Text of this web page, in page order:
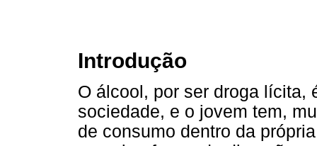
Introdução
O álcool, por ser droga lícita,
sociedade, e o jovem tem,
de consumo dentro da